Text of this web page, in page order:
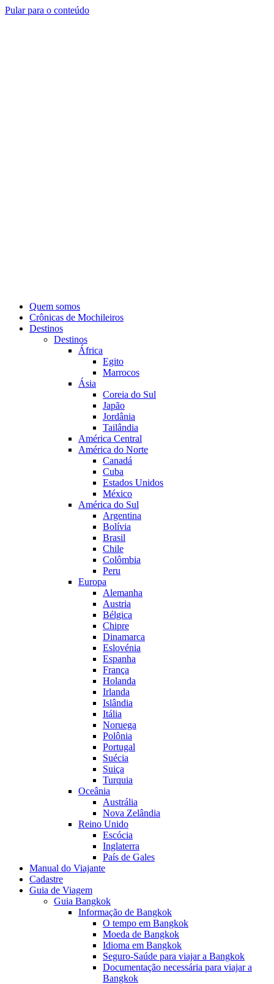
Pular para o conteúdo
Quem somos
Crônicas de Mochileiros
Destinos
Destinos
África
Egito
Marrocos
Ásia
Coreia do Sul
Japão
Jordânia
Tailândia
América Central
América do Norte
Canadá
Cuba
Estados Unidos
México
América do Sul
Argentina
Bolívia
Brasil
Chile
Colômbia
Peru
Europa
Alemanha
Austria
Bélgica
Chipre
Dinamarca
Eslovénia
Espanha
França
Holanda
Irlanda
Islândia
Itália
Noruega
Polônia
Portugal
Suécia
Suiça
Turquia
Oceânia
Austrália
Nova Zelândia
Reino Unido
Escócia
Inglaterra
País de Gales
Manual do Viajante
Cadastre
Guia de Viagem
Guia Bangkok
Informação de Bangkok
O tempo em Bangkok
Moeda de Bangkok
Idioma em Bangkok
Seguro-Saúde para viajar a Bangkok
Documentação necessária para viajar a
Bangkok